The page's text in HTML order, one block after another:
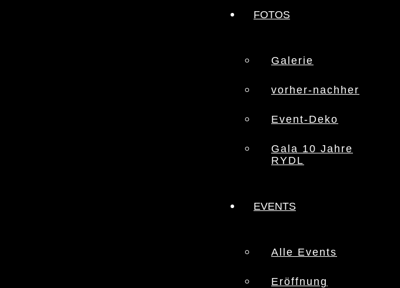
FOTOS
Galerie
vorher-nachher
Event-Deko
Gala 10 Jahre
RYDL
EVENTS
Alle Events
Eröffnung